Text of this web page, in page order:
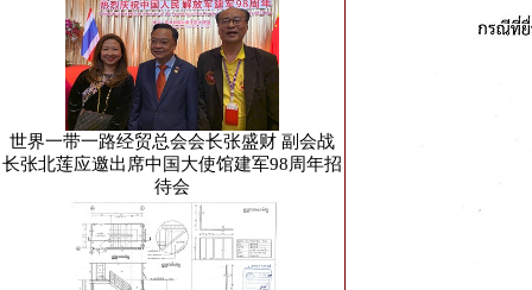
世界一带一路经贸总会会长张盛财 副会战
长张北莲应邀出席中国大使馆建军98周年招
待会